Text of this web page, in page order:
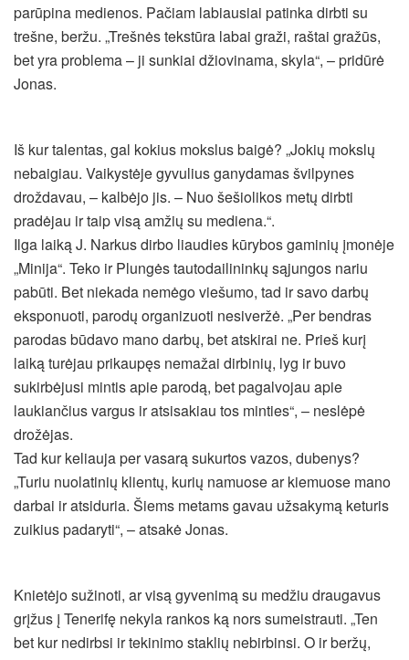
parūpina medienos. Pačiam labiausiai patinka dirbti su
trešne, beržu. „Trešnės tekstūra labai graži, raštai gražūs,
bet yra problema – ji sunkiai džiovinama, skyla“, – pridūrė
Jonas.
Iš kur talentas, gal kokius mokslus baigė? „Jokių mokslų
nebaigiau. Vaikystėje gyvulius ganydamas švilpynes
droždavau, – kalbėjo jis. – Nuo šešiolikos metų dirbti
pradėjau ir taip visą amžių su mediena.“.
Ilga laiką J. Narkus dirbo liaudies kūrybos gaminių įmonėje
„Minija“. Teko ir Plungės tautodailininkų sąjungos nariu
pabūti. Bet niekada nemėgo viešumo, tad ir savo darbų
eksponuoti, parodų organizuoti nesiveržė. „Per bendras
parodas būdavo mano darbų, bet atskirai ne. Prieš kurį
laiką turėjau prikaupęs nemažai dirbinių, lyg ir buvo
sukirbėjusi mintis apie parodą, bet pagalvojau apie
laukiančius vargus ir atsisakiau tos minties“, – neslėpė
drožėjas.
Tad kur keliauja per vasarą sukurtos vazos, dubenys?
„Turiu nuolatinių klientų, kurių namuose ar kiemuose mano
darbai ir atsiduria. Šiems metams gavau užsakymą keturis
zuikius padaryti“, – atsakė Jonas.
Knietėjo sužinoti, ar visą gyvenimą su medžiu draugavus
grįžus į Tenerifę nekyla rankos ką nors sumeistrauti. „Ten
bet kur nedirbsi ir tekinimo staklių nebirbinsi. O ir beržų,